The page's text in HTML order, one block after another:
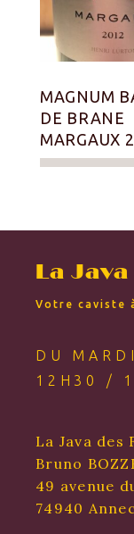
MAGNUM
DE BRANE
MARGAUX
La Java
Votre caviste
DU
12H30 /
La Java des
Bruno
49 avenue
74940